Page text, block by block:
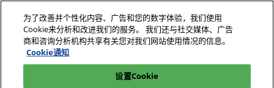
2026年10月27-29日
深圳国际会展中心（宝安）
电子展|绿色工厂展|电子工厂设施展
为了改善并个性化内容、广告和您的数字体验，我们使用
Cookie来分析和改进我们的服务。 我们还与社交媒体、广告
商和咨询分析机构共享有关您对我们网站使用情况的信息。
Cookie通知
设置Cookie